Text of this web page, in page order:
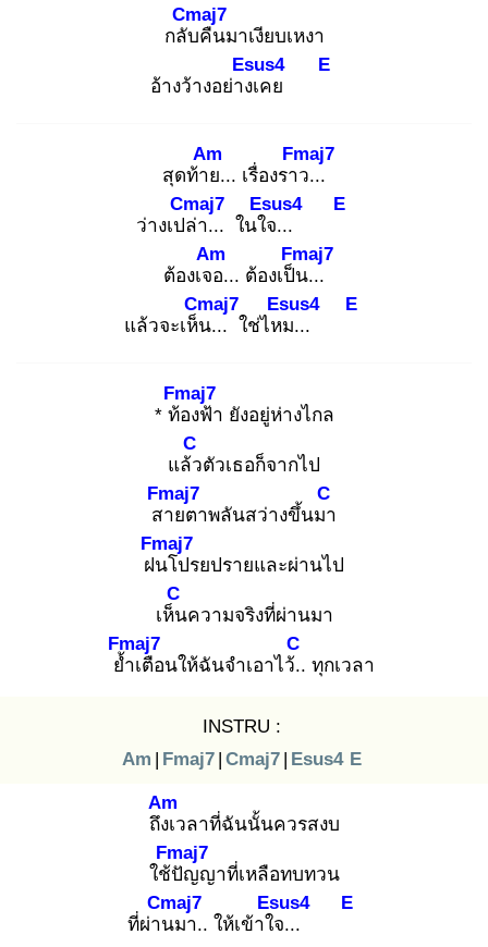
กลับ
Cmaj7
คืนมาเงียบเหงา
อ้างว้างอย่างเ
Esus4
คย
E
สุดท้าย
Am
... เรื่องราว
Fmaj7
...
ว่างเปล่
Cmaj7
า... ในใจ
Esus4
...
E
ต้องเจอ
Am
... ต้องเป็น
Fmaj7
...
แล้วจะเห็น
Cmaj7
... ใช่ไหม
Esus4
...
E
* ท้อ
Fmaj7
งฟ้า ยังอยู่ห่างไกล
แล้ว
C
ตัวเธอก็จากไป
สา
Fmaj7
ยตาพลันสว่างขึ้นมา
C
ฝน
Fmaj7
โปรยปรายและผ่านไป
เห็น
C
ความจริงที่ผ่านมา
ย้ำ
Fmaj7
เตือนให้ฉันจำเอาไว้..
C
ทุกเวลา
INSTRU :
Am | Fmaj7 | Cmaj7 | Esus4 E
ถึงเ
Am
วลาที่ฉันนั้นควรสงบ
ใช้ปั
Fmaj7
ญญาที่เหลือทบทวน
ที่ผ่าน
Cmaj7
มา.. ให้เข้าใจ
Esus4
...
E